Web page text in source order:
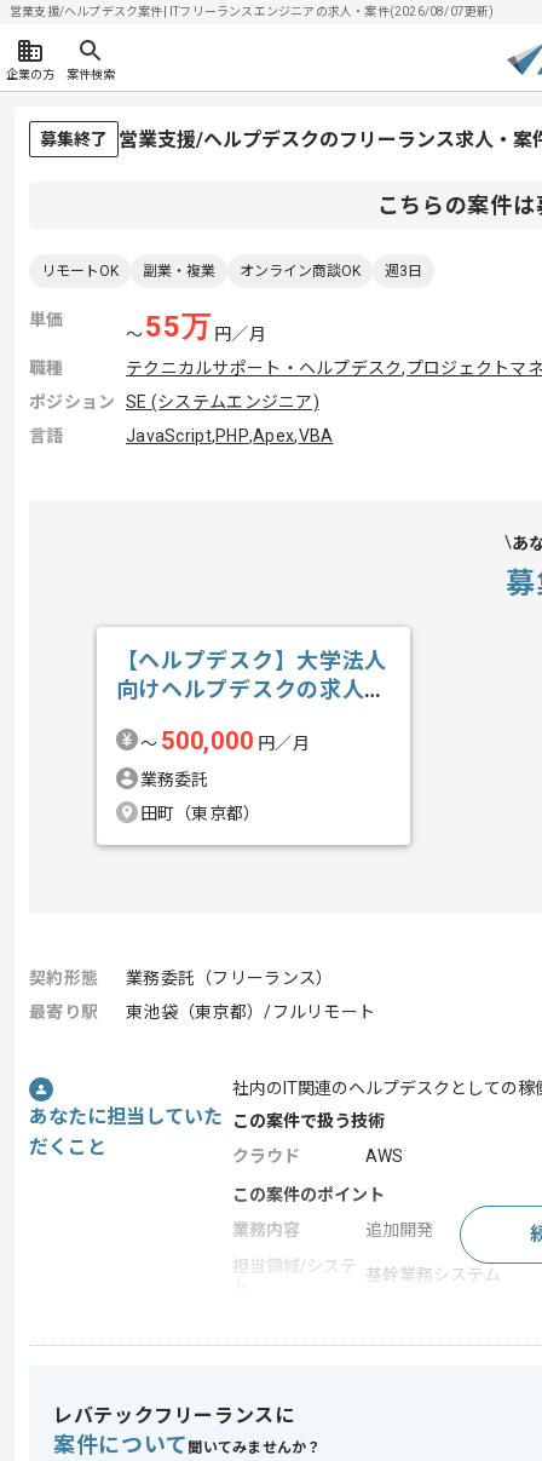
営業支援/ヘルプデスク案件| ITフリーランスエンジニアの求人・案件(2026/08/07更新)
企業の方 案件検索
募集終了 営業支援/ヘルプデスクのフリーランス求人・案
こちらの案件
リモートOK 副業・複業 オンライン商談OK 週3日
単価
〜55万 円／月
職種
テクニカルサポート・ヘルプデスク,プロジェクトマ
ポジション
SE (システムエンジニア)
言語
JavaScript,PHP,Apex,VBA
あ
【ヘルプデスク】大学法人
向けヘルプデスクの求人・
〜 500,000 円／月
業務委託
田町（東京都）
契約形態
業務委託（フリーランス）
最寄り駅
東池袋（東京都）/フルリモート
あなたに担当していた
だくこと
社内のIT関連のヘルプデスクとしての
この案件で扱う技術
クラウド
AWS
この案件のポイント
業務内容
追加開発
担当領域/システ 基幹業務システム
スキル
求めるスキル
・PCキッティングのご経験
レバテックフリーランスに
案件について 聞いてみませんか？